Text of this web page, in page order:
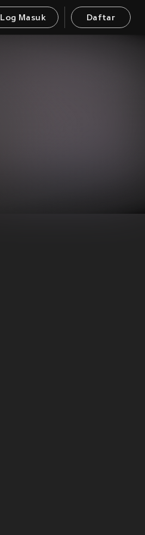
Log Masuk Daftar